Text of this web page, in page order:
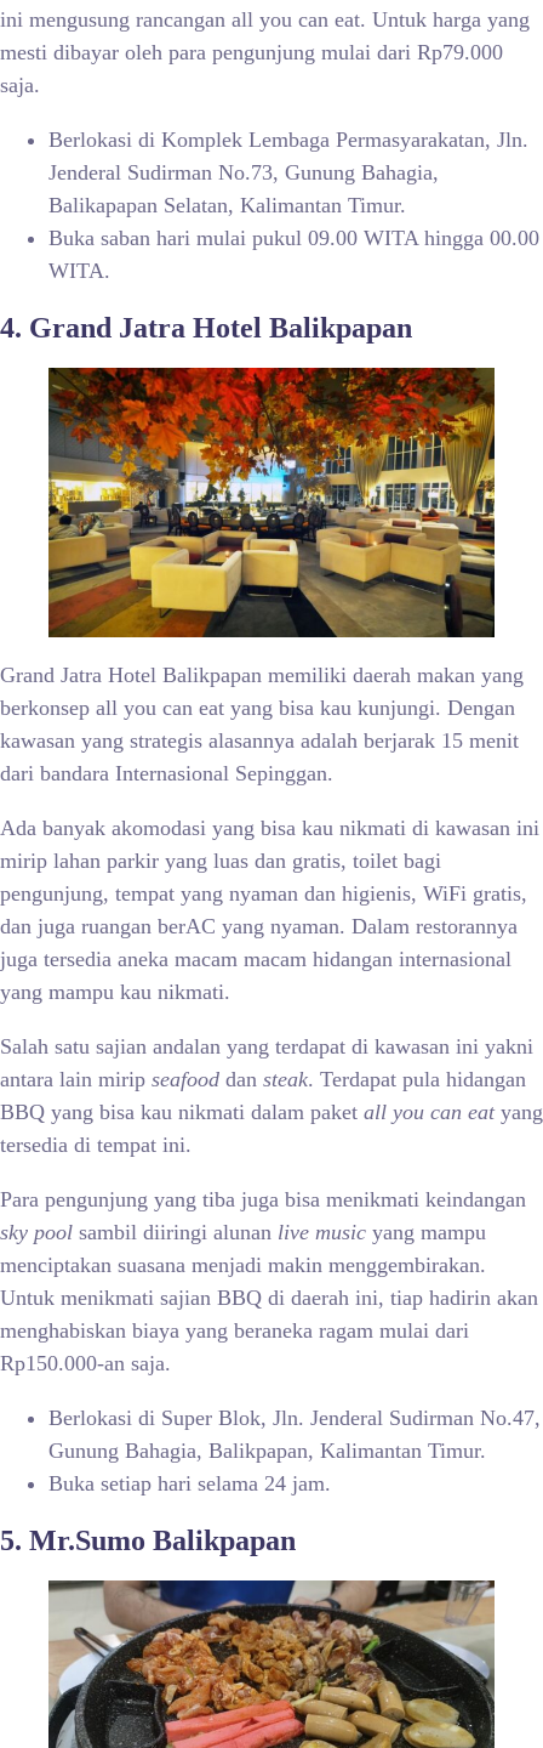
ini mengusung rancangan all you can eat. Untuk harga yang
mesti dibayar oleh para pengunjung mulai dari Rp79.000
saja.
Berlokasi di Komplek Lembaga Permasyarakatan, Jln.
Jenderal Sudirman No.73, Gunung Bahagia,
Balikapapan Selatan, Kalimantan Timur.
Buka saban hari mulai pukul 09.00 WITA hingga 00.00
WITA.
4. Grand Jatra Hotel Balikpapan
Grand Jatra Hotel Balikpapan memiliki daerah makan yang
berkonsep all you can eat yang bisa kau kunjungi. Dengan
kawasan yang strategis alasannya adalah berjarak 15 menit
dari bandara Internasional Sepinggan.
Ada banyak akomodasi yang bisa kau nikmati di kawasan ini
mirip lahan parkir yang luas dan gratis, toilet bagi
pengunjung, tempat yang nyaman dan higienis, WiFi gratis,
dan juga ruangan berAC yang nyaman. Dalam restorannya
juga tersedia aneka macam macam hidangan internasional
yang mampu kau nikmati.
Salah satu sajian andalan yang terdapat di kawasan ini yakni
antara lain mirip seafood dan steak. Terdapat pula hidangan
BBQ yang bisa kau nikmati dalam paket all you can eat yang
tersedia di tempat ini.
Para pengunjung yang tiba juga bisa menikmati keindangan
sky pool sambil diiringi alunan live music yang mampu
menciptakan suasana menjadi makin menggembirakan.
Untuk menikmati sajian BBQ di daerah ini, tiap hadirin akan
menghabiskan biaya yang beraneka ragam mulai dari
Rp150.000-an saja.
Berlokasi di Super Blok, Jln. Jenderal Sudirman No.47,
Gunung Bahagia, Balikpapan, Kalimantan Timur.
Buka setiap hari selama 24 jam.
5. Mr.Sumo Balikpapan